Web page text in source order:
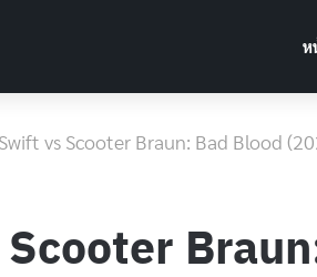
ห
vs Scooter Braun: Bad Blood